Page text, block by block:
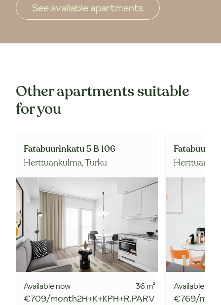
See available apartments
Other apartments suitable
for you
Fatabuurinkatu 5 B 106
Herttuankulma,Turku
Available now
€709/month
36 m²
2H+K+KPH+R.PARV
Available now
€769/